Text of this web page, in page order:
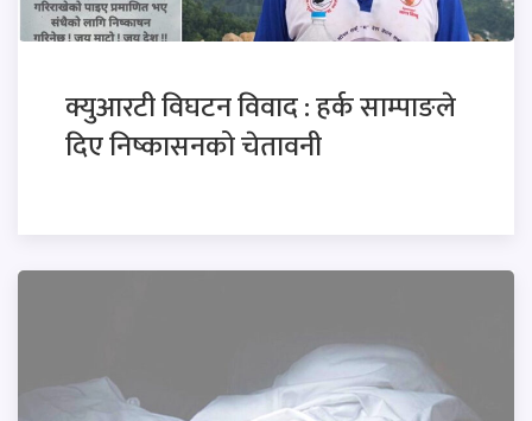
क्युआरटी विघटन विवाद : हर्क साम्पाङले
दिए निष्कासनको चेतावनी